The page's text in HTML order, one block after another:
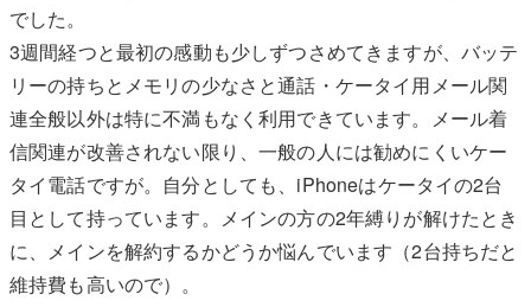
でした。
3週間経つと最初の感動も少しずつさめてきますが、バッテ
リーの持ちとメモリの少なさと通話・ケータイ用メール関
連全般以外は特に不満もなく利用できています。メール着
信関連が改善されない限り、一般の人には勧めにくいケー
タイ電話ですが。自分としても、iPhoneはケータイの2台
目として持っています。メインの方の2年縛りが解けたとき
に、メインを解約するかどうか悩んでいます（2台持ちだと
維持費も高いので）。